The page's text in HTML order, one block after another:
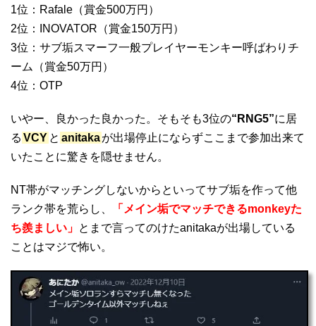
1位：Rafale（賞金500万円）
2位：INOVATOR（賞金150万円）
3位：サブ垢スマーフ一般プレイヤーモンキー呼ばわりチ
ーム（賞金50万円）
4位：OTP
いやー、良かった良かった。そもそも3位の“RNG5”に居
る VCY と anitakaが出場停止にならずここまで参加出来て
いたことに驚きを隠せません。
NT帯がマッチングしないからといってサブ垢を作って他
ランク帯を荒らし、
「メイン垢でマッチできるmonkeyた
ち羨ましい」 とまで言ってのけたanitakaが出場している
ことはマジで怖い。